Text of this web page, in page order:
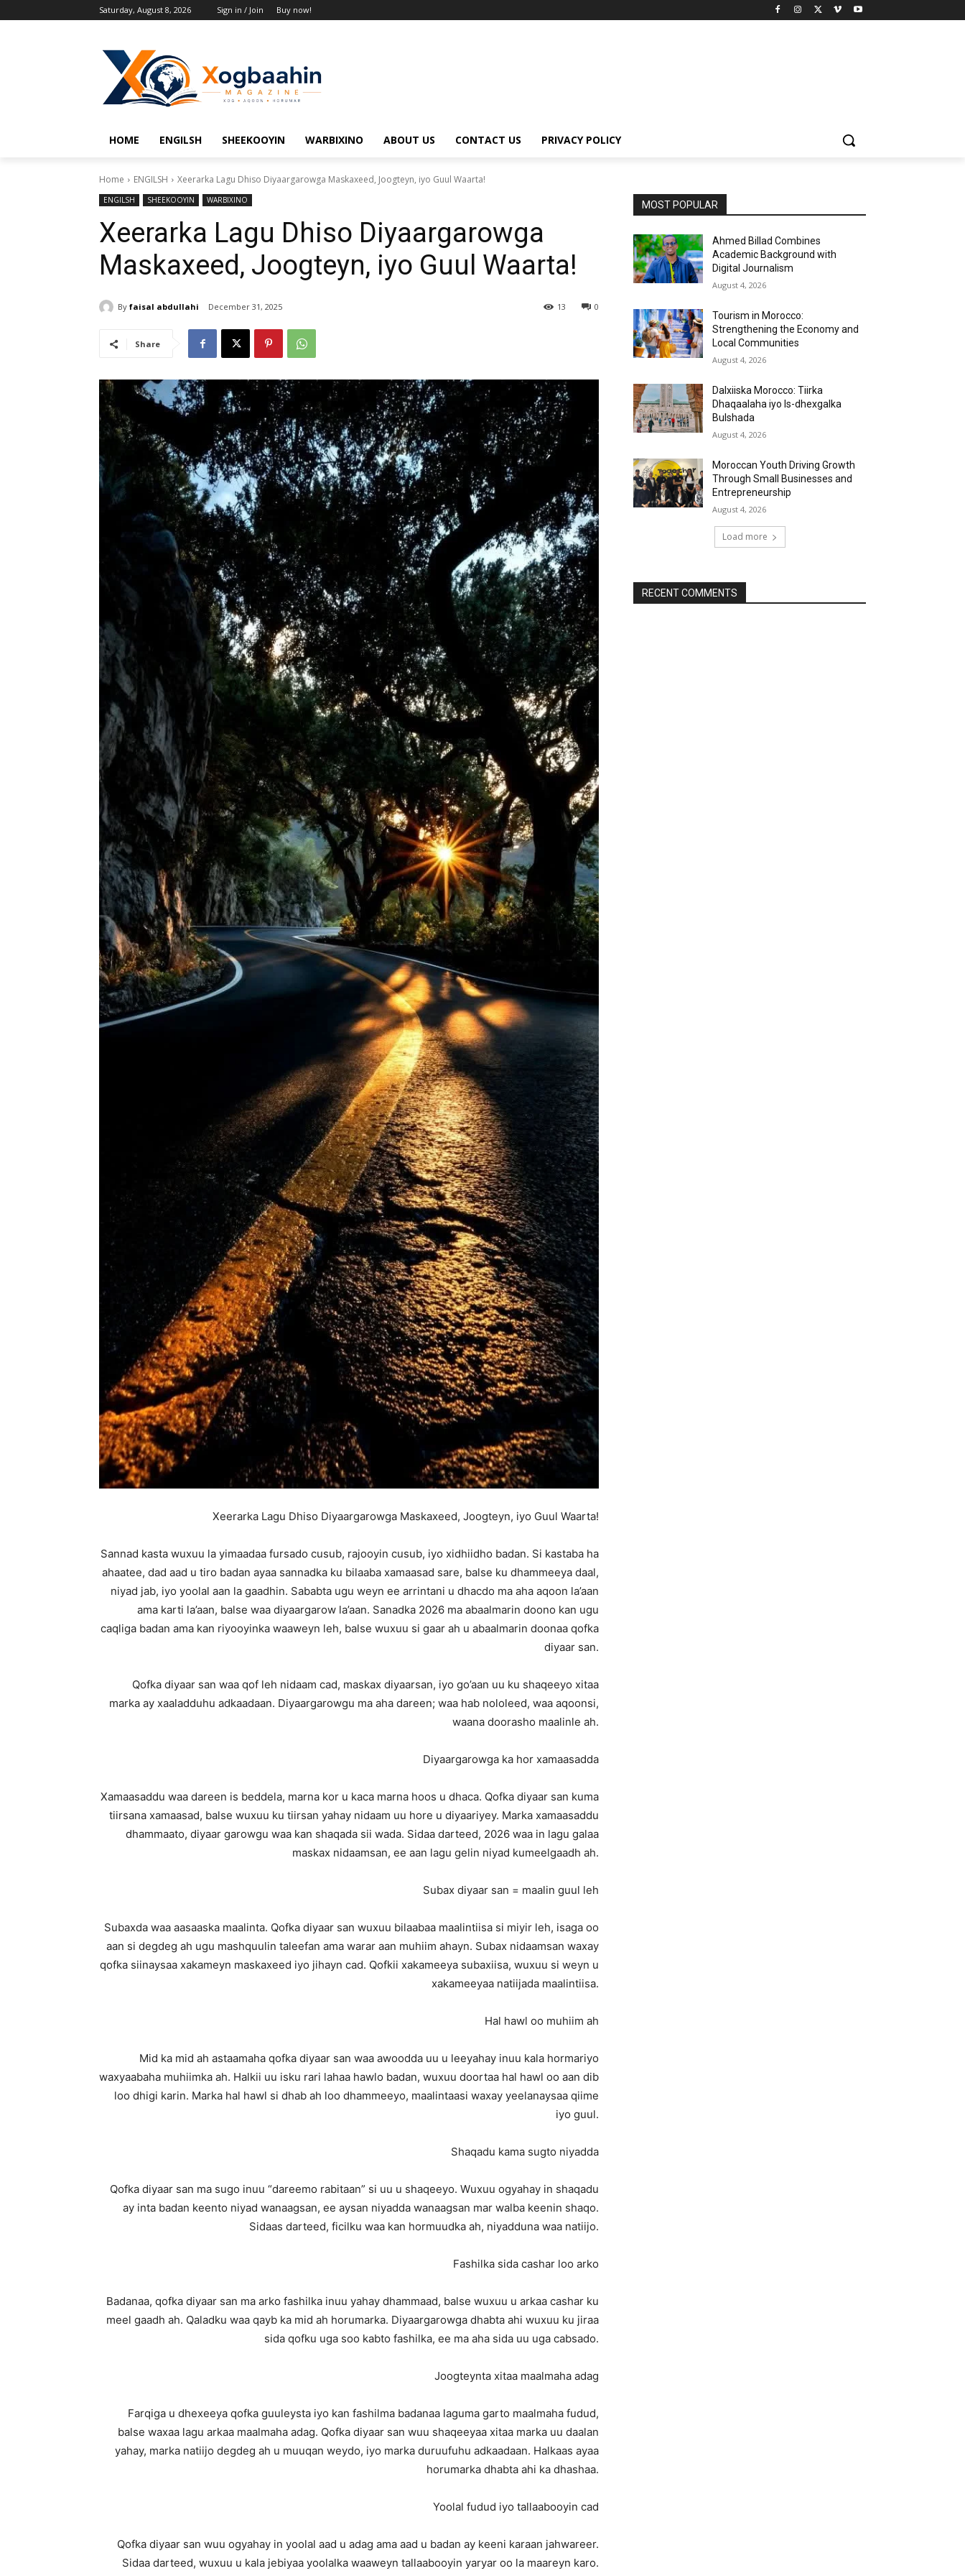
Saturday, August 8, 2026 Sign in / Join Buy now!
HOME ENGILSH SHEEKOOYIN WARBIXINO ABOUT US CONTACT US PRIVACY POLICY
Home ENGILSH Xeerarka Lagu Dhiso Diyaargarowga Maskaxeed, Joogteyn, iyo Guul Waarta!
ENGILSH SHEEKOOYIN WARBIXINO
Xeerarka Lagu Dhiso Diyaargarowga
Maskaxeed, Joogteyn, iyo Guul Waarta!
By faisal abdullahi December 31, 2025 0
13
Share
Xeerarka Lagu Dhiso Diyaargarowga Maskaxeed, Joogteyn, iyo Guul Waarta!
Sannad kasta wuxuu la yimaadaa fursado cusub, rajooyin cusub, iyo xidhiidho badan. Si kastaba ha
ahaatee, dad aad u tiro badan ayaa sannadka ku bilaaba xamaasad sare, balse ku dhammeeya daal,
niyad jab, iyo yoolal aan la gaadhin. Sababta ugu weyn ee arrintani u dhacdo ma aha aqoon la’aan
ama karti la’aan, balse waa diyaargarow la’aan. Sanadka 2026 ma abaalmarin doono kan ugu
caqliga badan ama kan riyooyinka waaweyn leh, balse wuxuu si gaar ah u abaalmarin doonaa qofka
diyaar san.
Qofka diyaar san waa qof leh nidaam cad, maskax diyaarsan, iyo go’aan uu ku shaqeeyo xitaa
marka ay xaaladduhu adkaadaan. Diyaargarowgu ma aha dareen; waa hab nololeed, waa aqoonsi,
waana doorasho maalinle ah.
Diyaargarowga ka hor xamaasadda
Xamaasaddu waa dareen is beddela, marna kor u kaca marna hoos u dhaca. Qofka diyaar san kuma
tiirsana xamaasad, balse wuxuu ku tiirsan yahay nidaam uu hore u diyaariyey. Marka xamaasaddu
dhammaato, diyaar garowgu waa kan shaqada sii wada. Sidaa darteed, 2026 waa in lagu galaa
maskax nidaamsan, ee aan lagu gelin niyad kumeelgaadh ah.
Subax diyaar san = maalin guul leh
Subaxda waa aasaaska maalinta. Qofka diyaar san wuxuu bilaabaa maalintiisa si miyir leh, isaga oo
aan si degdeg ah ugu mashquulin taleefan ama warar aan muhiim ahayn. Subax nidaamsan waxay
qofka siinaysaa xakameyn maskaxeed iyo jihayn cad. Qofkii xakameeya subaxiisa, wuxuu si weyn u
xakameeyaa natiijada maalintiisa.
Hal hawl oo muhiim ah
Mid ka mid ah astaamaha qofka diyaar san waa awoodda uu u leeyahay inuu kala hormariyo
waxyaabaha muhiimka ah. Halkii uu isku rari lahaa hawlo badan, wuxuu doortaa hal hawl oo aan dib
loo dhigi karin. Marka hal hawl si dhab ah loo dhammeeyo, maalintaasi waxay yeelanaysaa qiime
iyo guul.
Shaqadu kama sugto niyadda
Qofka diyaar san ma sugo inuu “dareemo rabitaan” si uu u shaqeeyo. Wuxuu ogyahay in shaqadu
ay inta badan keento niyad wanaagsan, ee aysan niyadda wanaagsan mar walba keenin shaqo.
Sidaas darteed, ficilku waa kan hormuudka ah, niyadduna waa natiijo.
Fashilka sida cashar loo arko
Badanaa, qofka diyaar san ma arko fashilka inuu yahay dhammaad, balse wuxuu u arkaa cashar ku
meel gaadh ah. Qaladku waa qayb ka mid ah horumarka. Diyaargarowga dhabta ahi wuxuu ku jiraa
sida qofku uga soo kabto fashilka, ee ma aha sida uu uga cabsado.
Joogteynta xitaa maalmaha adag
Farqiga u dhexeeya qofka guuleysta iyo kan fashilma badanaa laguma garto maalmaha fudud,
balse waxaa lagu arkaa maalmaha adag. Qofka diyaar san wuu shaqeeyaa xitaa marka uu daalan
yahay, marka natiijo degdeg ah u muuqan weydo, iyo marka duruufuhu adkaadaan. Halkaas ayaa
horumarka dhabta ahi ka dhashaa.
Yoolal fudud iyo tallaabooyin cad
Qofka diyaar san wuu ogyahay in yoolal aad u adag ama aad u badan ay keeni karaan jahwareer.
Sidaa darteed, wuxuu u kala jebiyaa yoolalka waaweyn tallaabooyin yaryar oo la maareyn karo.
MOST POPULAR
Ahmed Billad Combines
Academic Background with
Digital Journalism
August 4, 2026
Tourism in Morocco:
Strengthening the Economy and
Local Communities
August 4, 2026
Dalxiiska Morocco: Tiirka
Dhaqaalaha iyo Is-dhexgalka
Bulshada
August 4, 2026
Moroccan Youth Driving Growth
Through Small Businesses and
Entrepreneurship
August 4, 2026
Load more
RECENT COMMENTS